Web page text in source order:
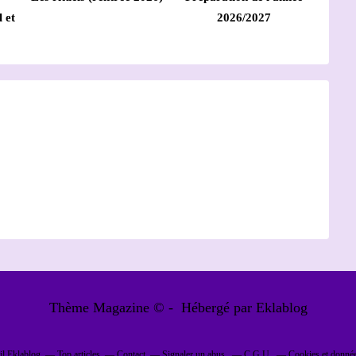
et
2026/2027
Thème Magazine © - Hébergé par Eklablog